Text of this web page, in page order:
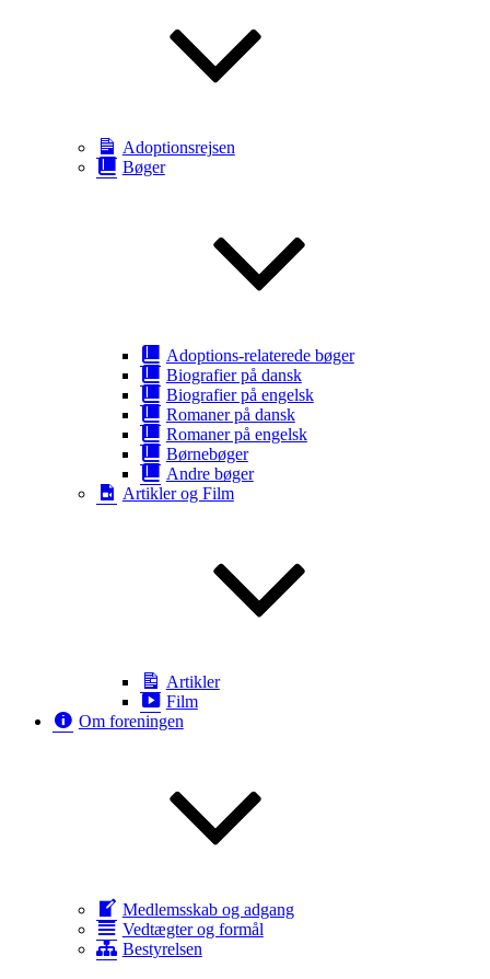
Adoptionsrejsen
Bøger
Adoptions-relaterede bøger
Biografier på dansk
Biografier på engelsk
Romaner på dansk
Romaner på engelsk
Børnebøger
Andre bøger
Artikler og Film
Artikler
Film
Om foreningen
Medlemsskab og adgang
Vedtægter og formål
Bestyrelsen